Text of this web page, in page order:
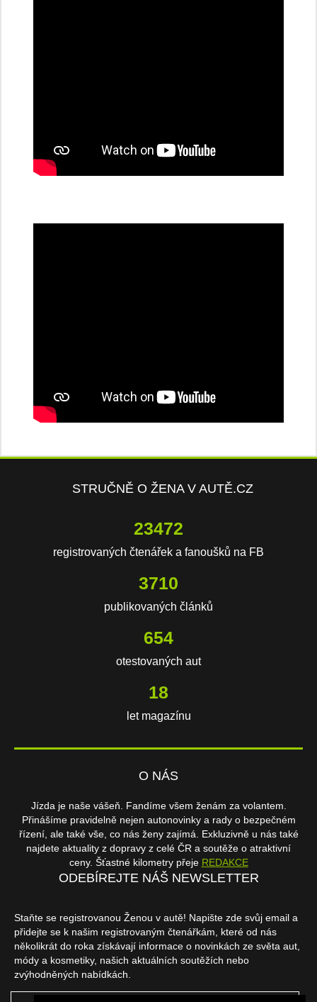
STRUČNĚ O ŽENA V AUTĚ.CZ
23472
registrovaných čtenářek a fanoušků na FB
3710
publikovaných článků
654
otestovaných aut
18
let magazínu
O NÁS
Jízda je naše vášeň. Fandíme všem ženám za volantem.
Přinášíme pravidelně nejen autonovinky a rady o bezpečném
řízení, ale také vše, co nás ženy zajímá. Exkluzivně u nás také
najdete aktuality z dopravy z celé ČR a soutěže o atraktivní
ceny. Šťastné kilometry přeje REDAKCE
ODEBÍREJTE NÁŠ NEWSLETTER
Staňte se registrovanou Ženou v autě! Napište zde svůj email a
přidejte se k našim registrovaným čtenářkám, které od nás
několikrát do roka získávají informace o novinkách ze světa aut,
módy a kosmetiky, našich aktuálních soutěžích nebo
zvýhodněných nabídkách.